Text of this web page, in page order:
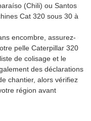
(Chili) ou Santos
Cat 320 sous 30 à
encombre, assurez-
pelle Caterpillar 320
de colisage et le
des déclarations
chantier, alors vérifiez
région avant